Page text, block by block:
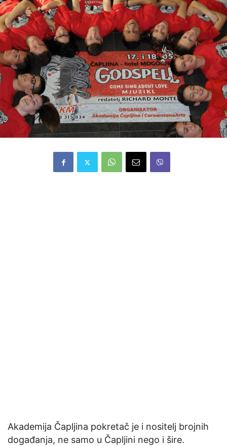
Akademija Čapljina pokretač je i nositelj brojnih
događanja, ne samo u Čapljini nego i šire.